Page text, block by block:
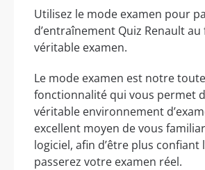
Utilisez le mode examen pour
d’entraînement Quiz Renault au
véritable examen.
Le mode examen est notre
fonctionnalité qui vous permet
véritable environnement
excellent moyen de vous
logiciel, afin d’être plus confiant
passerez votre examen réel.